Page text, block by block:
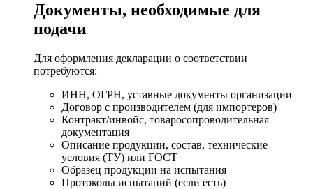
Документы, необходимые для
подачи
Для оформления декларации о соответствии
потребуются:
ИНН, ОГРН, уставные документы организации
Договор с производителем (для импортеров)
Контракт/инвойс, товаросопроводительная
документация
Описание продукции, состав, технические
условия (ТУ) или ГОСТ
Образец продукции на испытания
Протоколы испытаний (если есть)